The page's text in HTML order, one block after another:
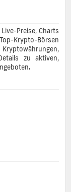
Preise, Charts
Krypto-Börsen
zu aktiven,